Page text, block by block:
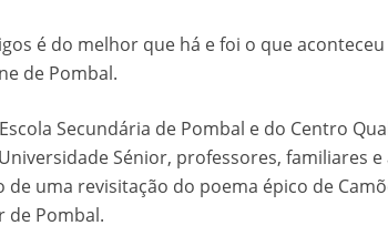
é do melhor que há e foi o que
de Pombal.
Secundária de Pombal e do Centro
Sénior, professores, familiares
uma revisitação do poema épico de
de Pombal.